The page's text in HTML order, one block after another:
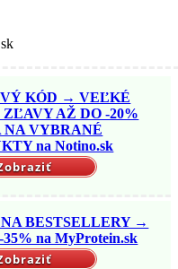
KÓD → VEĽKÉ
AŽ DO -20%
NA VYBRANÉ
na Notino.sk
BESTSELLERY →
na MyProtein.sk